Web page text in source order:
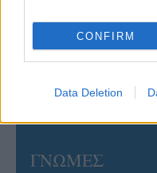
CONFIRM
Data Deletion
Ισόπαλο το πρωτο
Ουρμπίνο
ΓΝΩΜΕΣ